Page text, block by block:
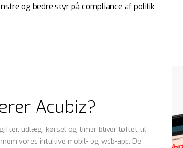
og bedre styr på compliance af politik
Acubiz?
udlæg, kørsel og timer bliver løftet til
vores intuitive mobil- og web-app. De